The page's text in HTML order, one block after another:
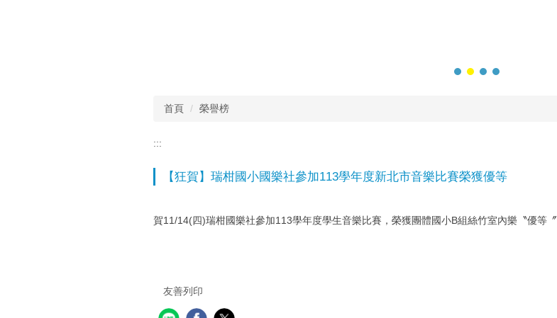
首頁 榮譽榜
:::
【狂賀】瑞柑國小國樂社參加113學年度新北市音樂比賽榮獲優等
賀11/14(四)瑞柑國樂社參加113學年度學生音樂比賽，榮獲團體國小B組絲竹室內樂〝優等〞
友善列印